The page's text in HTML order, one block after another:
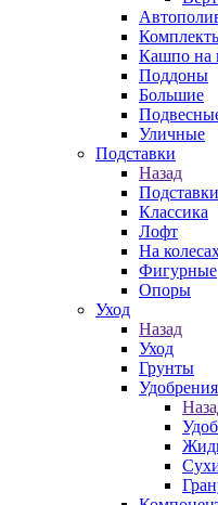
Кашпо на
Поддоны
Большие
Уличные
Подставки
Назад
Подставки
Классика
Лофт
На
Фигурные
Опоры
Уход
Назад
Уход
Грунты
Удобрения